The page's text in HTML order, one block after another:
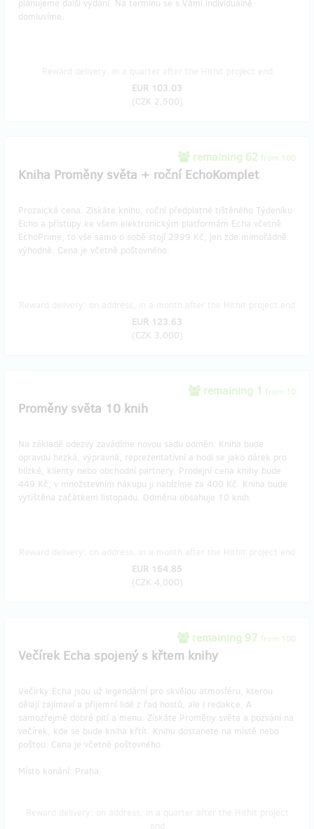
plánujeme další vydání. Na termínu se s Vámi individuálně
domluvíme.
EUR 103.03
(CZK 2,500)
remaining 62 from 100
Kniha Proměny světa + roční EchoKomplet
Prozaická cena. Získáte knihu, roční předplatné tištěného Týdeníku
Echo a přístupy ke všem elektronickým platformám Echa včetně
EchoPrime, to vše samo o sobě stojí 2999 Kč, jen zde mimořádně
výhodně. Cena je včetně poštovného.
EUR 123.63
(CZK 3,000)
remaining 1 from 10
Proměny světa 10 knih
Na základě odezvy zavádíme novou sadu odměn. Kniha bude
opravdu hezká, výpravná, reprezentativní a hodí se jako dárek pro
blízké, klienty nebo obchodní partnery. Prodejní cena knihy bude
449 Kč, v množstevním nákupu ji nabízíme za 400 Kč. Kniha bude
vytištěna začátkem listopadu. Odměna obsahuje 10 knih.
EUR 164.85
(CZK 4,000)
remaining 97 from 100
Večírek Echa spojený s křtem knihy
Večírky Echa jsou už legendární pro skvělou atmosféru, kterou
dělají zajímaví a příjemní lidé z řad hostů, ale i redakce. A
samozřejmě dobré pití a menu. Získáte Proměny světa a pozvání na
večírek, kde se bude kniha křtít. Knihu dostanete na místě nebo
poštou. Cena je včetně poštovného.
Místo konání: Praha